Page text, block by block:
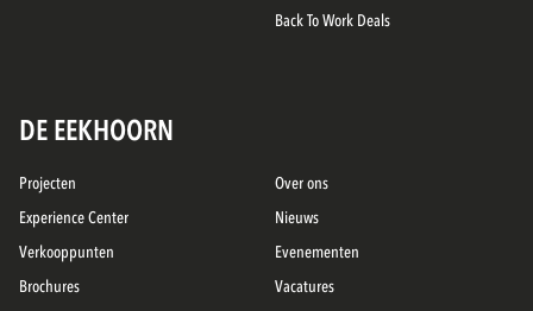
Back To Work Deals
DE EEKHOORN
Projecten
Experience Center
Verkooppunten
Brochures
Over ons
Nieuws
Evenementen
Vacatures